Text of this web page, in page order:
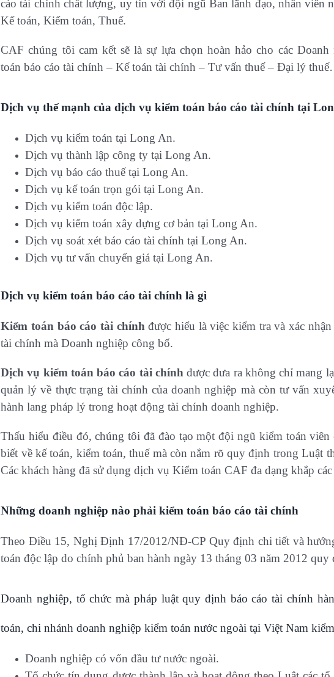
cáo tài chính chất lượng, uy tín với đội ngũ Ban lãnh đạo, nhân viên
Kế toán, Kiểm toán, Thuế.
CAF chúng tôi cam kết sẽ là sự lựa chọn hoàn hảo cho các
toán báo cáo tài chính – Kế toán tài chính – Tư vấn thuế – Đại lý
Dịch vụ thế mạnh của dịch vụ kiểm toán báo cáo tài chính tại
Dịch vụ kiểm toán tại Long An.
Dịch vụ thành lập công ty tại Long An.
Dịch vụ báo cáo thuế tại Long An.
Dịch vụ kế toán trọn gói tại Long An.
Dịch vụ kiểm toán độc lập.
Dịch vụ kiểm toán xây dựng cơ bản tại Long An.
Dịch vụ soát xét báo cáo tài chính tại Long An.
Dịch vụ tư vấn chuyển giá tại Long An.
Dịch vụ kiểm toán báo cáo tài chính là gì
Kiểm toán báo cáo tài chính được hiểu là việc kiểm tra và xác
tài chính mà Doanh nghiệp công bố.
Dịch vụ kiểm toán báo cáo tài chính được đưa ra không chỉ mang
quản lý về thực trạng tài chính của doanh nghiệp mà còn tư vấn
hành lang pháp lý trong hoạt động tài chính doanh nghiệp.
Thấu hiểu điều đó, chúng tôi đã đào tạo một đội ngũ kiểm toán
biết về kế toán, kiểm toán, thuế mà còn nắm rõ quy định trong Luật
Các khách hàng đã sử dụng dịch vụ Kiểm toán CAF đa dạng khắp
Những doanh nghiệp nào phải kiểm toán báo cáo tài chính
Theo Điều 15, Nghị Định 17/2012/NĐ-CP Quy định chi tiết và
toán độc lập do chính phủ ban hành ngày 13 tháng 03 năm 2012 quy
Doanh nghiệp, tổ chức mà pháp luật quy định báo cáo tài chính
toán, chi nhánh doanh nghiệp kiểm toán nước ngoài tại Việt Nam
Doanh nghiệp có vốn đầu tư nước ngoài.